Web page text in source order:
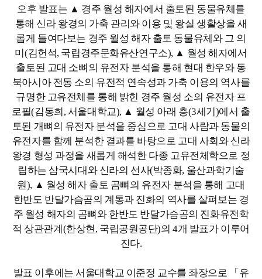
오후 발표는 ▲ 경주 월성 해자에서 출토된 동물유체를
통해 신라 왕경의 가축 관리와 이용 및 왕실 생활상을 새
롭게 들여다보는 경주 월성 해자 출토 동물유체와 그 의
미(김헌석, 국립경주문화유산연구소), ▲ 월성 해자에서
출토된 고대 소뼈의 유전자 분석을 통해 현대 한우와 동
북아시아 전통 소의 유전적 연속성과 가축 이용의 역사를
규명한 고유전체를 통해 밝힌 경주 월성 소의 유전자 프
로필(김동희, 서울대학교), ▲ 월성 아래 층(3세기)에서 출
토된 개뼈의 유전자 분석을 중심으로 고대 사람과 동물의
유전자를 함께 분석한 결과를 바탕으로 고대 사회와 신라
왕경 형성 과정을 새롭게 해석한 다종 고유전체학으로 정
립하는 삼국시대와 신라의 선사(박종화, 울산과학기술
원), ▲ 월성 해자 출토 곰뼈의 유전자 분석을 통해 고대
한반도 반달가슴곰의 계통과 진화의 역사를 살펴보는 경
주 월성 해자의 곰뼈와 한반도 반달가슴곰의 진화유전학
적 상관관계(한상현, 국립공원공단)의 4개 발표가 이루어
진다.
발표 이후에는 서울대학교 이준정 교수를 좌장으로 「유